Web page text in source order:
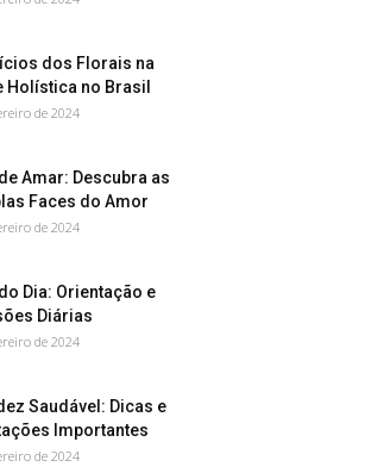
dos Florais na
Holística no Brasil
de 2024
Amar: Descubra as
Faces do Amor
de 2024
Dia: Orientação e
Diárias
de 2024
Saudável: Dicas e
Importantes
de 2024